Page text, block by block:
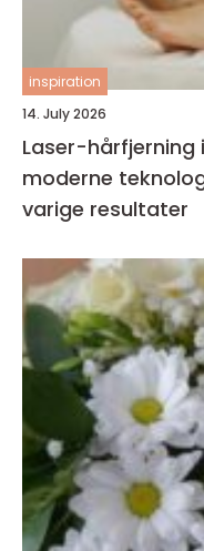
inspiration
14. July 2026
Laser-hårfjerning
moderne
varige resultater